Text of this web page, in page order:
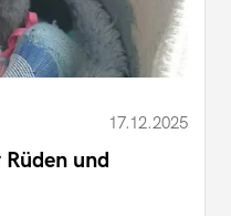
17.12.2025
und